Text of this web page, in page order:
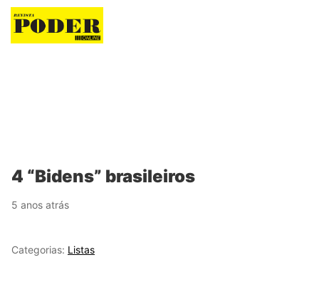
Revista Poder
4 “Bidens” brasileiros
5 anos atrás
Categorias: Listas